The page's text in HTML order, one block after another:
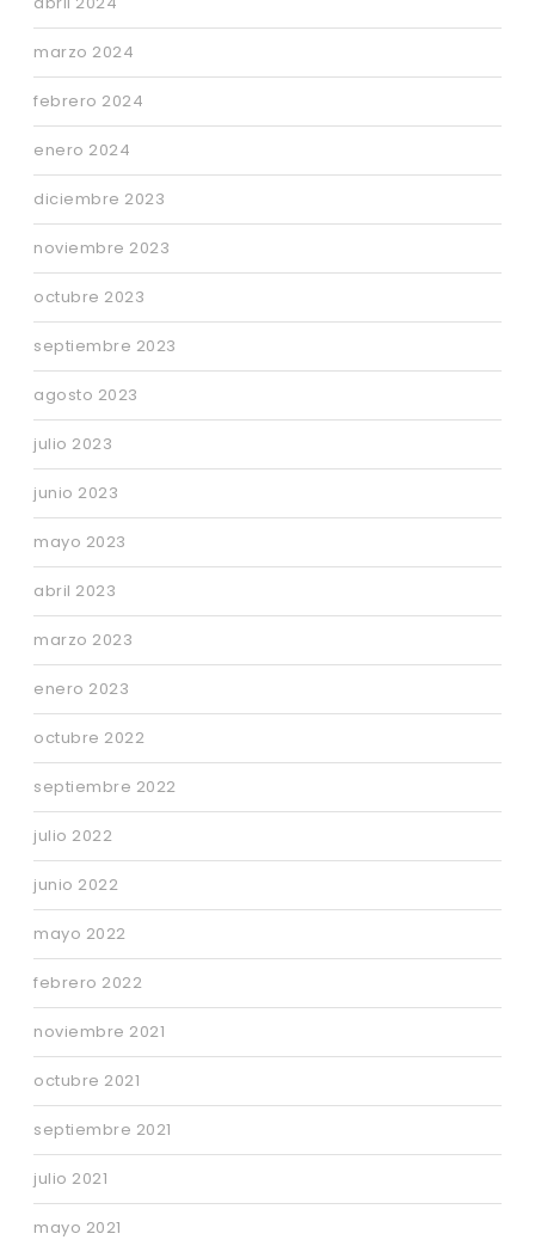
marzo 2024
febrero 2024
enero 2024
diciembre 2023
noviembre 2023
octubre 2023
septiembre 2023
agosto 2023
julio 2023
junio 2023
mayo 2023
abril 2023
marzo 2023
enero 2023
octubre 2022
septiembre 2022
julio 2022
junio 2022
mayo 2022
febrero 2022
noviembre 2021
octubre 2021
septiembre 2021
julio 2021
mayo 2021